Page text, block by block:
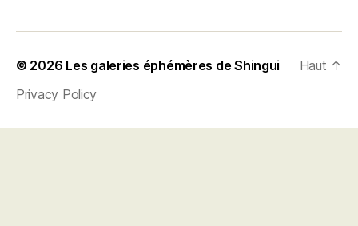
© 2026 Les galeries éphémères de Shingui
Privacy Policy
Haut ↑